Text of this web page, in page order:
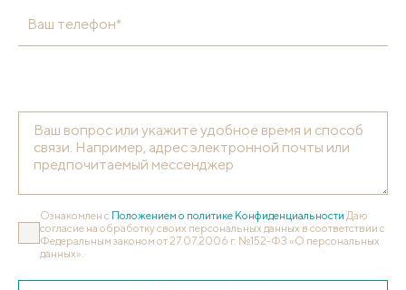
Ваш телефон*
Ознакомлен с Положением о политике Конфиденциальности Даю
согласие на обработку своих персональных данных в соответствии с
Федеральным законом от 27.07.2006 г. №152-ФЗ «О персональных
данных».